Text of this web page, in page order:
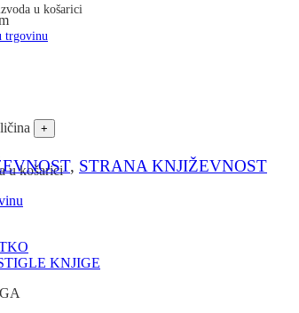
u košarici
trgovinu
u košarici , STRANA KNJIŽEVNOST
KNJIGE